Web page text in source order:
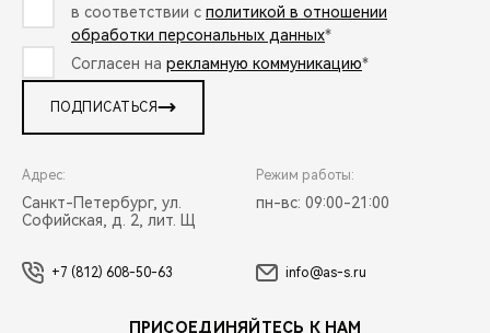
в соответствии с политикой в отношении
обработки персональных данных*
Согласен на рекламную коммуникацию*
ПОДПИСАТЬСЯ
Адрес:
Санкт-Петербург, ул.
Софийская, д. 2, лит. Щ
Режим работы:
пн-вс: 09:00-21:00
+7 (812) 608-50-63 info@as-s.ru
ПРИСОЕДИНЯЙТЕСЬ К НАМ